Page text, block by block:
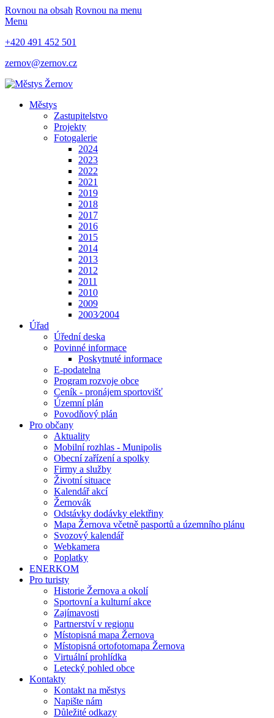
Rovnou na obsah Rovnou na menu
Menu
+420 491 452 501
zernov@zernov.cz
Městys
Zastupitelstvo
Projekty
Fotogalerie
2024
2023
2022
2021
2019
2018
2017
2016
2015
2014
2013
2012
2011
2010
2009
2003⁄2004
Úřad
Úřední deska
Povinné informace
Poskytnuté informace
E-podatelna
Program rozvoje obce
Ceník - pronájem sportovišť
Územní plán
Povodňový plán
Pro občany
Aktuality
Mobilní rozhlas - Munipolis
Obecní zařízení a spolky
Firmy a služby
Životní situace
Kalendář akcí
Žernovák
Odstávky dodávky elektřiny
Mapa Žernova včetně pasportů a územního plánu
Svozový kalendář
Webkamera
Poplatky
ENERKOM
Pro turisty
Historie Žernova a okolí
Sportovní a kulturní akce
Zajímavosti
Partnerství v regionu
Místopisná mapa Žernova
Místopisná ortofotomapa Žernova
Virtuální prohlídka
Letecký pohled obce
Kontakty
Kontakt na městys
Napište nám
Důležité odkazy